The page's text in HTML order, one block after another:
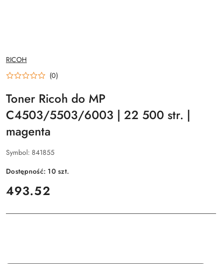
NAZWA
PRODUCENTA:
RICOH
(0)
Toner Ricoh do MP
C4503/5503/6003 | 22 500 str. |
magenta
Symbol: 841855
Dostępność: 10szt.
cena:
493.52